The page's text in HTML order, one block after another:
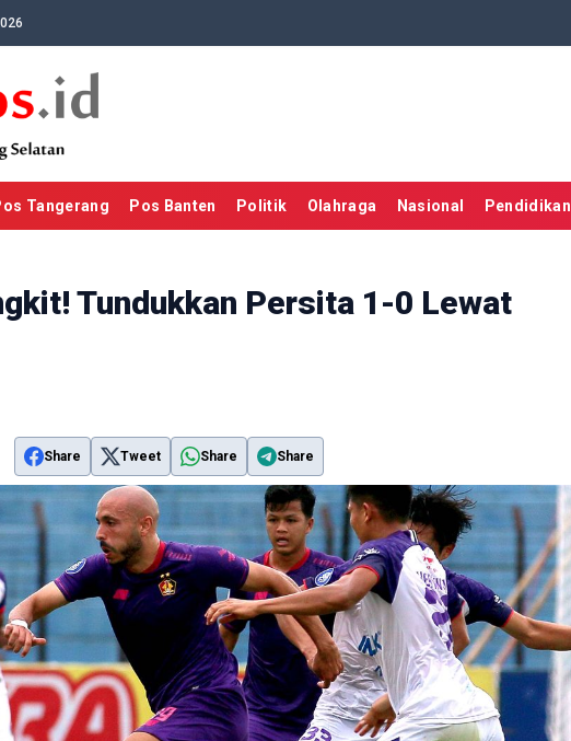
Tangerang Pos Banten Politik Olahraga Nasional Pendidikan
Tundukkan Persita 1-0 Lewat
Share Tweet Share Share